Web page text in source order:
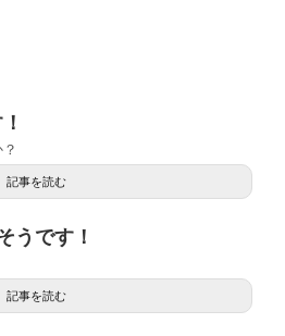
記事を読む
うです！
記事を読む